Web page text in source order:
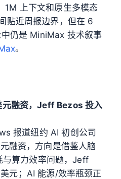
1M 上下文和原生多模态
贴近周报边界，但在 6
仍是 MiniMax 技术叙事
。
融资，Jeff Bezos 投入
报道纽约 AI 初创公司
融资，方向是借鉴人脑
与算力效率问题，Jeff
元；AI 能源/效率瓶颈正